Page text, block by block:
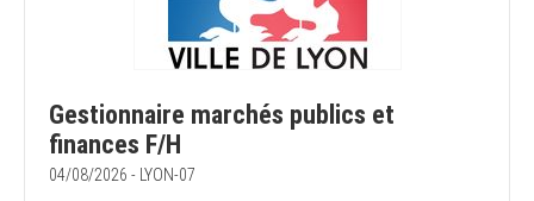
Gestionnaire marchés publics et
finances F/H
04/08/2026 - LYON-07